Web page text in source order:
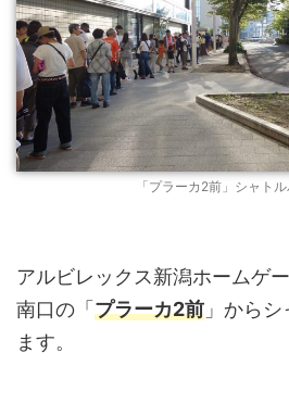
「プラーカ2前」シャト
アルビレックス新潟ホームゲ
南口の「 プラーカ2前 」から
ます。